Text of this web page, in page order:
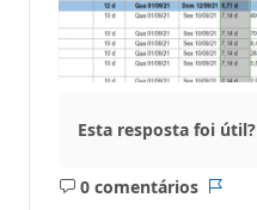
Esta resposta foi útil?
0 comentários
Sem